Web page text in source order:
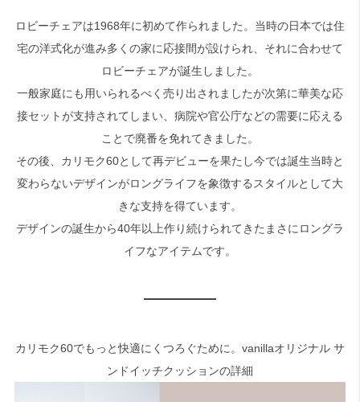
検索
ロビーチェアは1968年に初めて作られました。当時の日本では住
宅の洋式化が進み多くの家に応接間が設けられ、それに合わせて
ロビーチェアが誕生しました。
一般家庭にも用いられるべく売り出されましたが次第に華美な応
接セットが支持されてしまい、病院や官公庁などの需要に応える
ことで廃番を免れてきました。
その後、カリモク60として再デビューを果たし今では誕生当時と
変わらないデザインがロングライフを象徴するスタイルとして大
きな支持を得ています。
デザインの誕生から40年以上作り続けられてきたまさにロングラ
イフなアイテムです。
カリモク60でもっと快適にくつろぐために。vanillaオリジナル サ
ンドイッチクッションの詳細